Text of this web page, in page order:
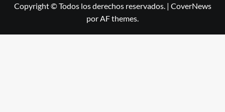
Copyright © Todos los derechos reservados. | CoverNews
por AF themes.